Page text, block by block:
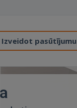
Izveidot pasūtījumu